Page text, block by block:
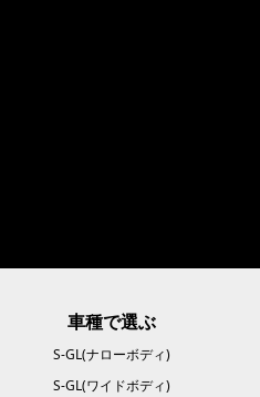
車種で選ぶ
S-GL(ナローボディ)
S-GL(ワイドボディ)